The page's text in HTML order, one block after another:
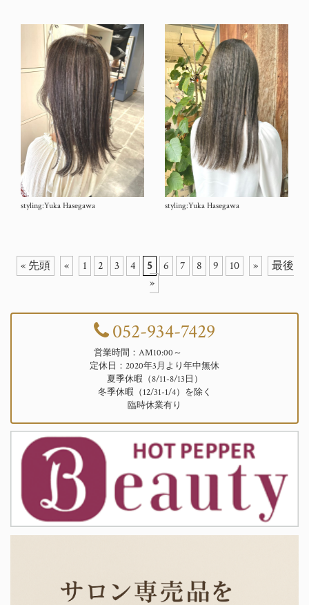
styling:Yuka Hasegawa styling:Yuka Hasegawa
« 先頭 « 1 2 3 4 5 6 7 8 9 10 »
最後
»
052-934-7429
営業時間：AM10:00～
定休日：2020年3月より年中無休
夏季休暇（8/11-8/13日）
冬季休暇（12/31-1/4）を除く
臨時休業有り